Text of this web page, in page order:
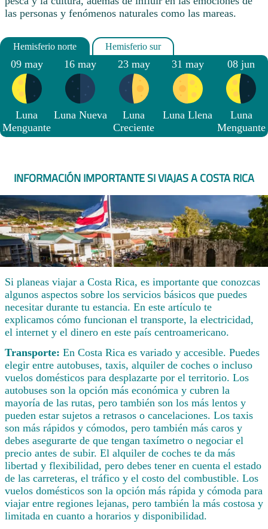
las personas y fenómenos naturales como las mareas.
09 may
Luna
Menguante
16 may
Luna Nueva
23 may
Luna
Creciente
31 may
Luna Llena
08 jun
Luna
Menguante
INFORMACIÓN IMPORTANTE SI VIAJAS A COSTA RICA
Si planeas viajar a Costa Rica, es importante que conozcas
algunos aspectos sobre los servicios básicos que puedes
necesitar durante tu estancia. En este artículo te
explicamos cómo funcionan el transporte, la electricidad,
el internet y el dinero en este país centroamericano.
Transporte: En Costa Rica es variado y accesible. Puedes
elegir entre autobuses, taxis, alquiler de coches o incluso
vuelos domésticos para desplazarte por el territorio. Los
autobuses son la opción más económica y cubren la
mayoría de las rutas, pero también son los más lentos y
pueden estar sujetos a retrasos o cancelaciones. Los taxis
son más rápidos y cómodos, pero también más caros y
debes asegurarte de que tengan taxímetro o negociar el
precio antes de subir. El alquiler de coches te da más
libertad y flexibilidad, pero debes tener en cuenta el estado
de las carreteras, el tráfico y el costo del combustible. Los
vuelos domésticos son la opción más rápida y cómoda para
viajar entre regiones lejanas, pero también la más costosa y
limitada en cuanto a horarios y disponibilidad.